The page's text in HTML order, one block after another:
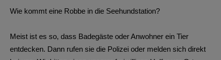
Wie kommt eine Robbe in die Seehundstation?
Meist ist es so, dass Badegäste oder Anwohner ein Tier
entdecken. Dann rufen sie die Polizei oder melden sich direkt